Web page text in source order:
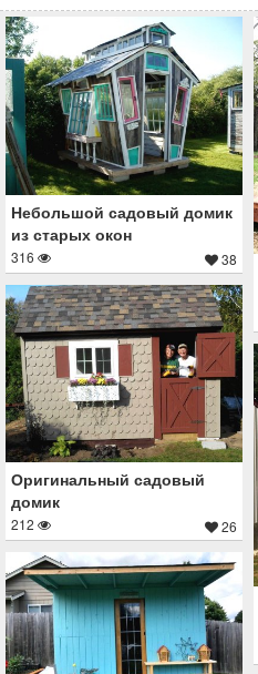
Небольшой садовый домик
из старых окон
316 38
Оригинальный садовый
домик
212 26